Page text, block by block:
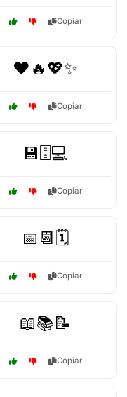
Copiar
❤️🔥💖✨
Copiar
💾🗄️💻
Copiar
📅📆🗓️
Copiar
📖📚📝
Copiar